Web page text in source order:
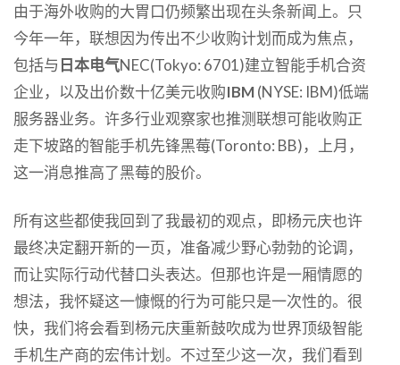
由于海外收购的大胃口仍频繁出现在头条新闻上。只
今年一年，联想因为传出不少收购计划而成为焦点，
包括与 日本电气NEC(Tokyo: 6701)建立智能手机合资
企业，以及出价数十亿美元收购IBM(NYSE: IBM)低端
服务器业务。许多行业观察家也推测联想可能收购正
走下坡路的智能手机先锋黑莓(Toronto: BB)，上月，
这一消息推高了黑莓的股价。
所有这些都使我回到了我最初的观点，即杨元庆也许
最终决定翻开新的一页，准备减少野心勃勃的论调，
而让实际行动代替口头表达。但那也许是一厢情愿的
想法，我怀疑这一慷慨的行为可能只是一次性的。很
快，我们将会看到杨元庆重新鼓吹成为世界顶级智能
手机生产商的宏伟计划。不过至少这一次，我们看到